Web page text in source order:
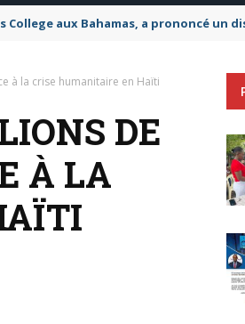
College aux Bahamas, a prononcé
à la crise humanitaire en Haïti
DE
À LA